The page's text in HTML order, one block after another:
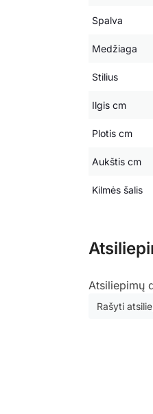
Spalva
Medžiaga
Stilius
Ilgis cm
Plotis cm
Aukštis cm
Kilmės šalis
Atsiliepimų
Rašyti